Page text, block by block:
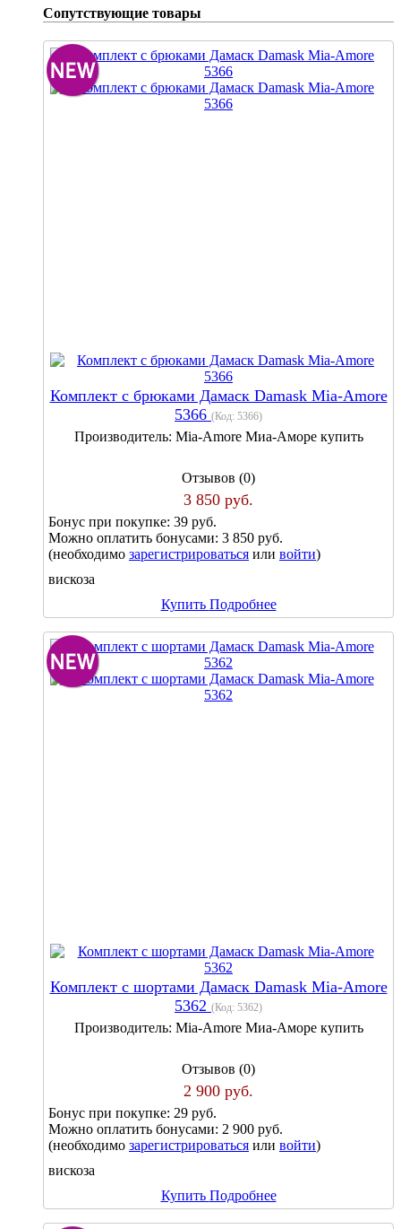
Сопутствующие товары
Комплект с брюками Дамаск Damask Mia-Amore
5366 (Код: 5366)
Производитель: Mia-Amore Миа-Аморе купить
Отзывов (0)
3 850 руб.
Бонус при покупке: 39 руб.
Можно оплатить бонусами: 3 850 руб.
(необходимо зарегистрироваться или войти)
вискоза
Купить Подробнее
Комплект с шортами Дамаск Damask Mia-Amore
5362 (Код: 5362)
Производитель: Mia-Amore Миа-Аморе купить
Отзывов (0)
2 900 руб.
Бонус при покупке: 29 руб.
Можно оплатить бонусами: 2 900 руб.
(необходимо зарегистрироваться или войти)
вискоза
Купить Подробнее